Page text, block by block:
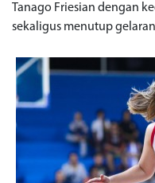
Tanago Friesian dengan
sekaligus menutup